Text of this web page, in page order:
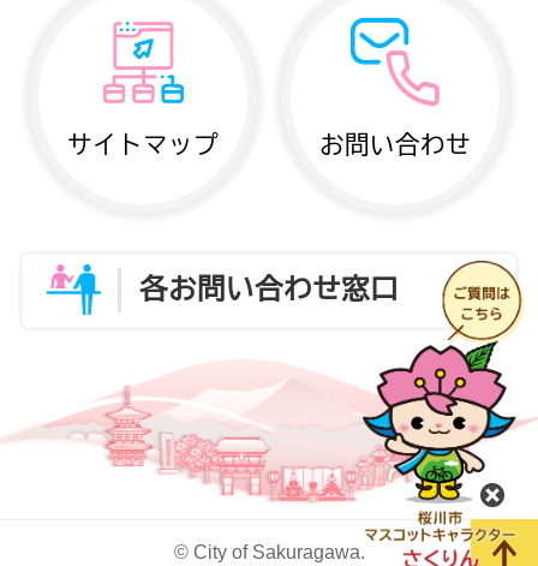
サイトマップ お問い合わせ
各お問い合わせ窓口
© City of Sakuragawa.